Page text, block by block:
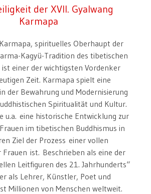
der XVII. Gyalwang
Karmapa
spirituelles Oberhaupt der
Kagyü-Tradition des tibetischen
ist einer der wichtigsten Vordenker
Zeit. Karmapa spielt eine
der Bewahrung und Modernisierung
Spiritualität und Kultur.
u.a. eine historische Entwicklung zur
im tibetischen Buddhismus in
Ziel der Prozess einer vollen
ist. Beschrieben als eine der
Leitfiguren des 21. Jahrhunderts“
als Lehrer, Künstler, Poet und
Millionen von Menschen weltweit.